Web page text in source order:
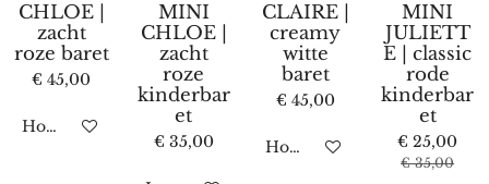
CHLOE |
zacht
roze baret
€ 45,00
Houd mij op de hoogte
MINI
CHLOE |
zacht
roze
kinderbar
et
€ 35,00
CLAIRE |
creamy
witte
baret
€ 45,00
Houd mij op de hoogte
MINI
JULIETT
E | classic
rode
kinderbar
et
€ 25,00
€ 35,00